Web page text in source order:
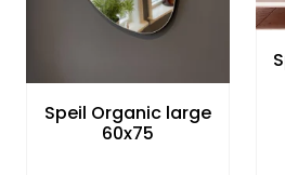
Speil Organic large
60x75
Trykk av bilder/skilt og
SOMMEROUTLET